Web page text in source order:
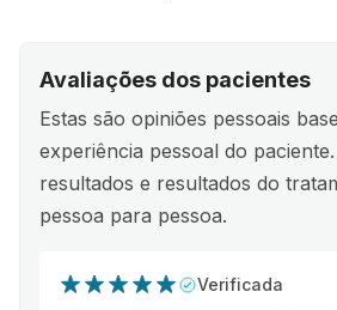
Avaliações dos pacientes
Estas são opiniões pessoais
experiência pessoal do
resultados e resultados do
pessoa para pessoa.
Verificada